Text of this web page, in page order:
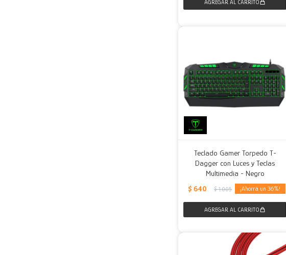
Teclado Gamer Torpedo T-
Dagger con Luces y Teclas
Multimedia - Negro
$ 640 $ 1.005 36